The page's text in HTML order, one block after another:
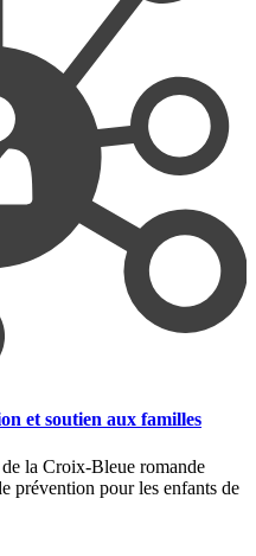
et soutien aux familles
la Croix-Bleue romande
prévention pour les enfants de